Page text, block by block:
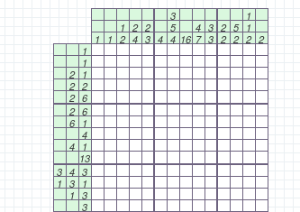
3
1
1 2 2 5 4 3 2 5
1
1
1 2 4 3 4 4 16 7 3 2 2 2 2
1
1
2
1
2 2
2 6
2 6
6
1
4
4
1
13
3 4 3
1 3
1
1 3
3